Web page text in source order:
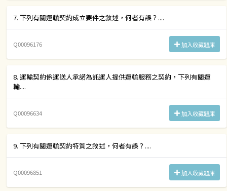
7. 下列有關運輸契約成立要件之敘述，何者有誤？....
Q00096176 加入收藏題庫
8. 運輸契約係運送人承諾為託運人提供運輸服務之契約，下列有關運
輸....
Q00096634 加入收藏題庫
9. 下列有關運輸契約特質之敘述，何者有誤？....
Q00096851 加入收藏題庫